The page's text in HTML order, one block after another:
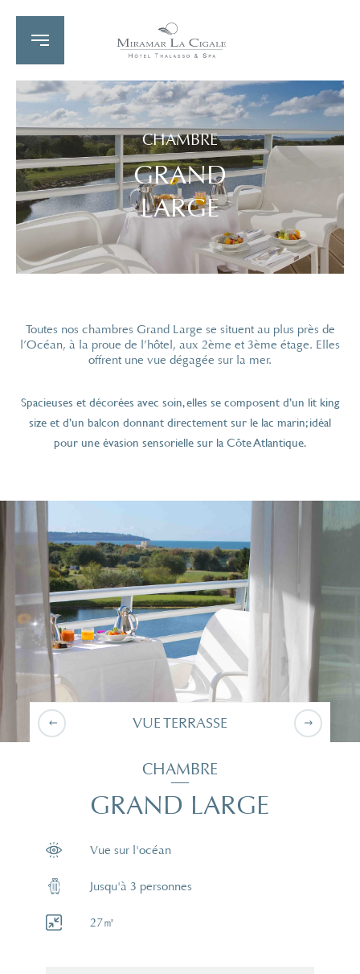
CHAMBRE
GRAND
LARGE
Toutes nos chambres Grand Large se situent au plus près de
l’Océan, à la proue de l’hôtel, aux 2ème et 3ème étage. Elles
offrent une vue dégagée sur la mer.
Spacieuses et décorées avec soin, elles se composent d’un lit king
size et d’un balcon donnant directement sur le lac marin; idéal
pour une évasion sensorielle sur la Côte Atlantique.
CHAMBRE
GRAND LARGE
Vue sur l'océan
Jusqu'à 3 personnes
27㎡
VUE TERRASSE